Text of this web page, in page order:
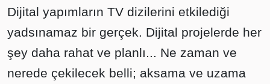
Dijital yapımların TV dizilerini etkilediği
yadsınamaz bir gerçek. Dijital projelerde her
şey daha rahat ve planlı... Ne zaman ve
nerede çekilecek belli; aksama ve uzama